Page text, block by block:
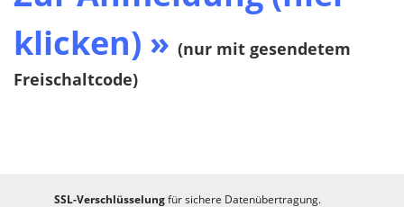
klicken) » (nur mit gesendetem
Freischaltcode)
SSL-Verschlüsselungfür sichere Datenübertragung.